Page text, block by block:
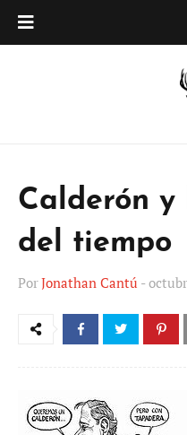
Calderón
del tiempo
PorJonathan Cantú -